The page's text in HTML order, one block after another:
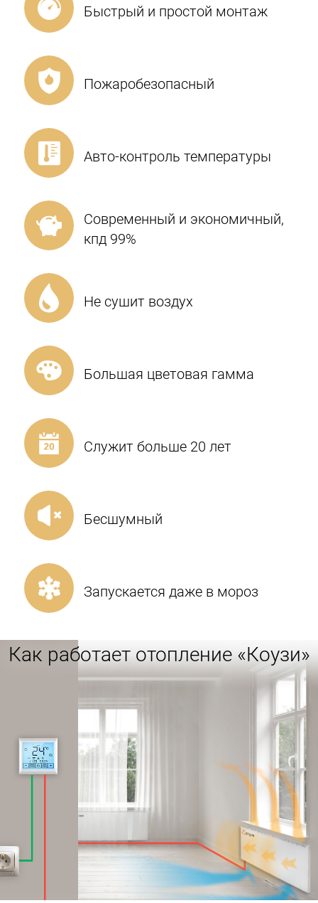
Быстрый и простой монтаж
Пожаробезопасный
Авто-контроль температуры
Современный и экономичный,
кпд 99%
Не сушит воздух
Большая цветовая гамма
Служит больше 20 лет
Бесшумный
Запускается даже в мороз
Как работает отопление «Коузи»